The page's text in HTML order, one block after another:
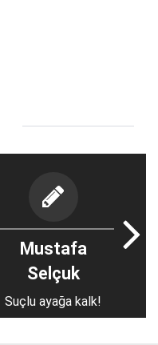
Mustafa
Selçuk
Suçlu ayağa kalk!